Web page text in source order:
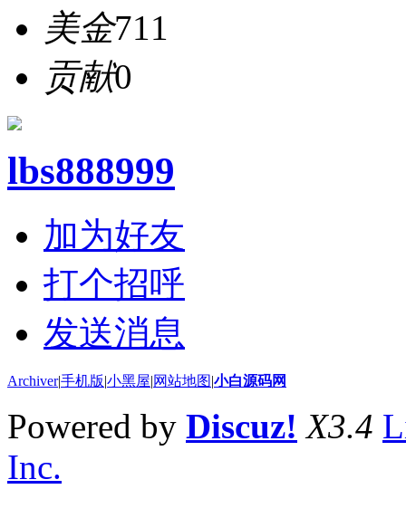
美金711
贡献0
lbs888999
加为好友
打个招呼
发送消息
Archiver|手机版|小黑屋|网站地图|小白源码网
Powered by Discuz! X3.4
Inc.